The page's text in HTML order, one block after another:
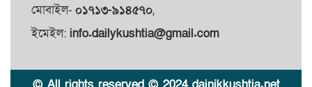
মোবাইল- ০১৭১৩-৯১৪৫৭০,
ইমেইল: info.dailykushtia@gmail.com